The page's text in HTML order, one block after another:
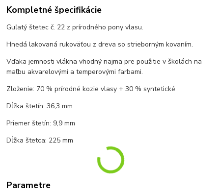
Kompletné špecifikácie
Guľatý štetec č. 22 z prírodného pony vlasu.
Hnedá lakovaná rukoväťou z dreva so strieborným kovaním.
Vďaka jemnosti vlákna vhodný najmä pre použitie v školách na
maľbu akvarelovými a temperovými farbami.
Zloženie: 70 % prírodné kozie vlasy + 30 % syntetické
Dĺžka štetín: 36,3 mm
Priemer štetín: 9,9 mm
Dĺžka štetca: 225 mm
Parametre